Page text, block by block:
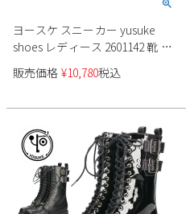
SKECHERS
moz
new balance
puma
Parade
GAP
EDWIN
new balance
SKECHERS
new balance
asics
瞬足
ビジネスバッグ
トートバッグ
ショルダーバッグ
財布
ご利用ガイド
会員サービス
メルマガ購買
ヨースケ スニーカー yusuke
shoes レディース 2601142 靴 ワ
ッペン付き厚底スニーカ 3E ハ
イカット レースアップ 安定感
販売価格 ¥10,780税込